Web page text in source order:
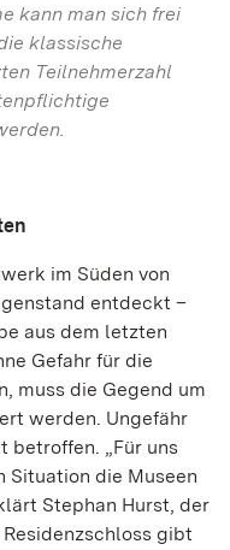
kann man sich frei
klassische
Teilnehmerzahl
im Süden von
entdeckt –
aus dem letzten
Gefahr für die
muss die Gegend um
werden. Ungefähr
betroffen. „Für uns
Situation die Museen
Stephan Hurst, der
gibt